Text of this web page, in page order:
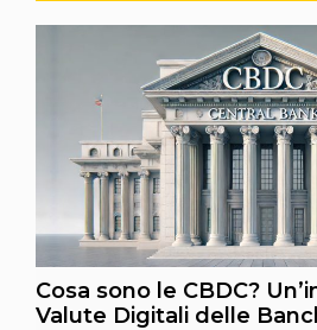
Cosa sono le CBDC?
Valute Digitali delle